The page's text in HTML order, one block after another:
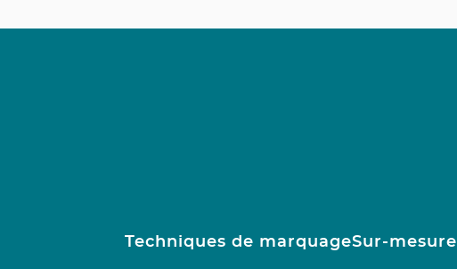
Techniques de marquageSur-mesure